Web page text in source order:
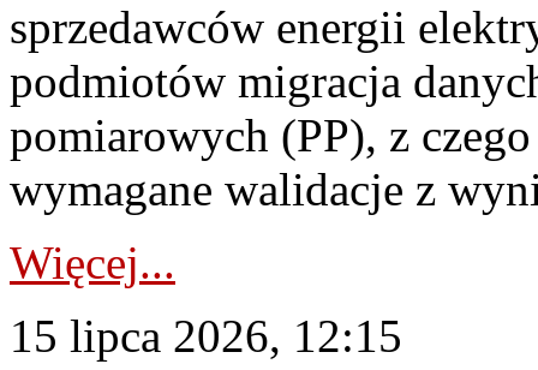
sprzedawców energii
podmiotów migracja
pomiarowych (PP), z
wymagane walidacje z
Więcej...
15 lipca 2026, 12:15